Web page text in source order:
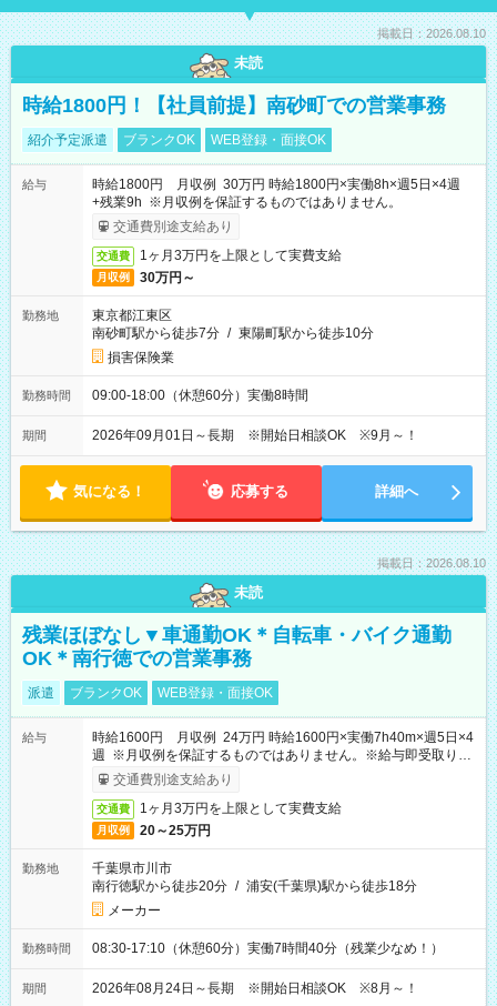
掲載日：2026.08.10
未読
時給1800円！【社員前提】南砂町での営業事務
紹介予定派遣 ブランクOK WEB登録・面接OK
給与
時給1800円 月収例 30万円 時給1800円×実働8h×週5日×4週
+残業9h ※月収例を保証するものではありません。
交通費別途支給あり
交通費 1ヶ月3万円を上限として実費支給
月収例 30万円～
勤務地
東京都江東区
南砂町駅から徒歩7分 / 東陽町駅から徒歩10分
損害保険業
勤務時間 09:00-18:00（休憩60分）実働8時間
期間 2026年09月01日～長期 ※開始日相談OK ※9月～！
気になる！ 応募する 詳細へ
掲載日：2026.08.10
未読
残業ほぼなし▼車通勤OK＊自転車・バイク通勤
OK＊南行徳での営業事務
派遣 ブランクOK WEB登録・面接OK
給与
時給1600円 月収例 24万円 時給1600円×実働7h40m×週5日×4
週 ※月収例を保証するものではありません。※給与即受取りサ
ービス利用可（利用条件有）
交通費別途支給あり
交通費 1ヶ月3万円を上限として実費支給
月収例 20～25万円
勤務地
千葉県市川市
南行徳駅から徒歩20分 / 浦安(千葉県)駅から徒歩18分
メーカー
勤務時間 08:30-17:10（休憩60分）実働7時間40分（残業少なめ！）
期間 2026年08月24日～長期 ※開始日相談OK ※8月～！